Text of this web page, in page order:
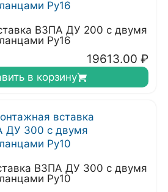
ВЗПА ДУ 200 с двумя
Ру16
19613.00 ₽
в корзину
ВЗПА ДУ 300 с двумя
Ру10